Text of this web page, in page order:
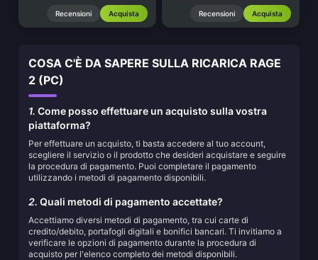
Recensioni Acquista Recensioni Acquista
COSA C'È DA SAPERE SULLA RICARICA RAGE
2 (PC)
1. Come posso effettuare un acquisto sulla vostra
piattaforma?
Per effettuare un acquisto, ti basta accedere al tuo account,
scegliere il servizio o il prodotto che desideri acquistare e seguire
la procedura di pagamento. Puoi completare il pagamento
utilizzando i metodi di pagamento disponibili.
2. Quali metodi di pagamento accettate?
Accettiamo diversi metodi di pagamento, tra cui carte di
credito/debito, portafogli digitali e bonifici bancari. Ti invitiamo a
verificare le opzioni di pagamento durante la procedura di
acquisto per l'elenco completo dei metodi disponibili.